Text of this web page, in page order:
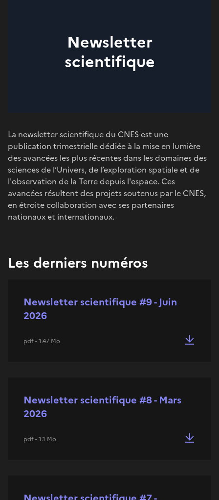
Newsletter
scientifique
La newsletter scientifique du CNES est une
publication trimestrielle dédiée à la mise en lumière
des avancées les plus récentes dans les domaines des
sciences de l’Univers, de l’exploration spatiale et de
l'observation de la Terre depuis l'espace. Ces
avancées résultent des projets soutenus par le CNES,
en étroite collaboration avec ses partenaires
nationaux et internationaux.
Les derniers numéros
Newsletter scientifique #9 - Juin
2026
pdf - 1.47 Mo
Newsletter scientifique #8 - Mars
2026
pdf - 1.1 Mo